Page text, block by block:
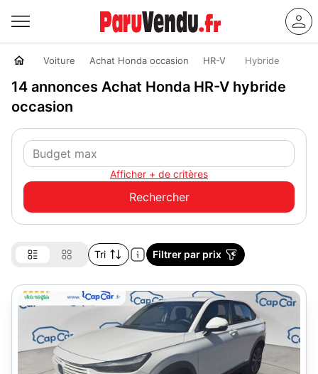
Voiture Achat Honda occasion HR-V Hybride
14 annonces Achat Honda HR-V hybride
occasion
Afficher + de critères
Tri Filtrer par prix